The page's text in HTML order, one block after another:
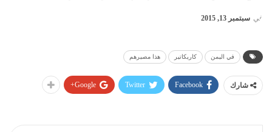
في سبتمبر 13, 2015
في اليمن كاريكاتير هذا مصيرهم
شارك Facebook
Twitter
Google+